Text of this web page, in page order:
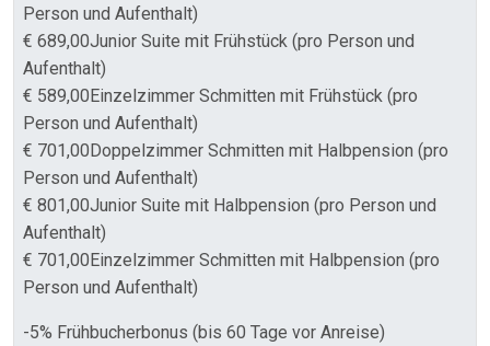
Person und Aufenthalt)
€ 689,00Junior Suite mit Frühstück (pro Person und
Aufenthalt)
€ 589,00Einzelzimmer Schmitten mit Frühstück (pro
Person und Aufenthalt)
€ 701,00Doppelzimmer Schmitten mit Halbpension (pro
Person und Aufenthalt)
€ 801,00Junior Suite mit Halbpension (pro Person und
Aufenthalt)
€ 701,00Einzelzimmer Schmitten mit Halbpension (pro
Person und Aufenthalt)
-5% Frühbucherbonus (bis 60 Tage vor Anreise)